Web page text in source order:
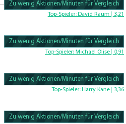
100.4329004329% Complete
Zu wenig Aktionen/Minuten für Vergleich
Top-Spieler: David Raum | 3,21
100.625% Complete
Zu wenig Aktionen/Minuten für Vergleich
Top-Spieler: Michael Olise | 0,91
100.46296296296% Complete
Zu wenig Aktionen/Minuten für Vergleich
Top-Spieler: Harry Kane | 3,36
100.42735042735% Complete
Zu wenig Aktionen/Minuten für Vergleich